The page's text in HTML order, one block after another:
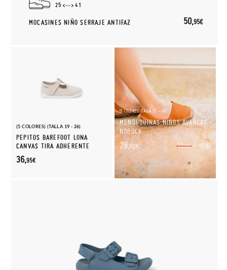
25 41
MOCASINES NIÑO SERRAJE ANTIFAZ 50,95€
(5 COLORES) (TALLA 19 - 26)
PEPITOS BAREFOOT LONA
CANVAS TIRA ADHERENTE
36,95€
(5 COLORES) (TALLA 25 - 45)
MENORQUINAS NIÑOS AVARCAS
NOBUCK
32,95€ (-15%)
28,00€